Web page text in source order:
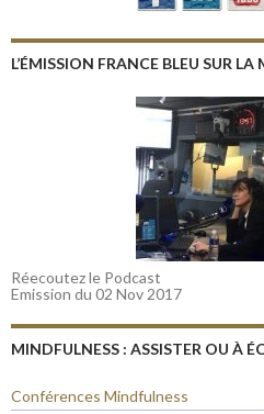
L’ÉMISSION FRANCE BLEU SUR
Réecoutez le Podcast
Emission du 02 Nov 2017
MINDFULNESS : ASSISTER OU À
Conférences Mindfulness